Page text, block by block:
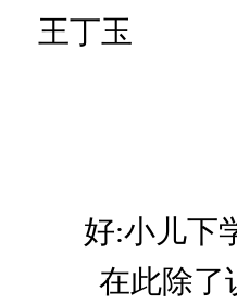
王丁玉
好:小儿下
在此除了说